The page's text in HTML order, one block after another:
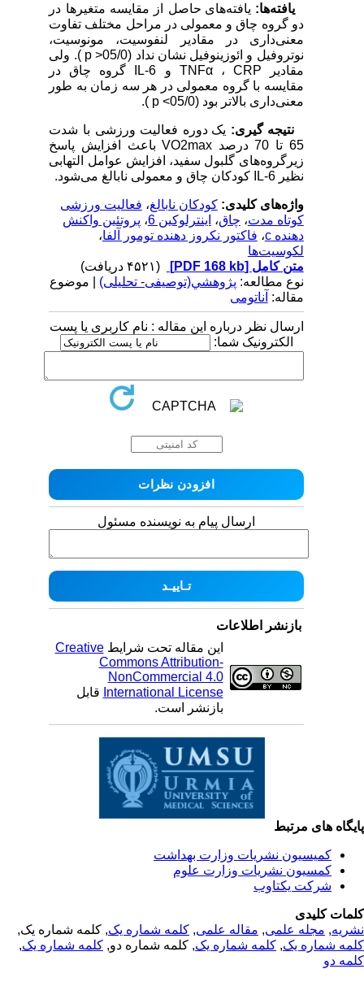
یافته‌ها:یافته‌های حاصل از مقایسه متغیرها در
دو گروه چاق و معمولی در مراحل مختلف تفاوت
معنی‌داری در مقادیر لنفوسیت، مونوسیت،
نوتروفیل و ائوزینوفیل نشان نداد (05/0< p ). ولی
مقادیر TNFα ، CRP و IL-6 گروه چاق در
مقایسه با گروه معمولی در هر سه زمان به طور
معنی‌داری بالاتر بود (05/0> p ).
نتیجه گیری:یک دوره فعالیت ورزشی با شدت
65 تا 70 درصد VO2max باعث افزایش پاسخ
زیرگروه‌های گلبول سفید، افزایش عوامل التهابی
نظیر IL-6 کودکان چاق و معمولی نابالغ می‌شود.
واژه‌های کلیدی:کودکان نابالغ،فعالیت ورزشی
کوتاه مدت،چاق،اینترلوکین 6 ،پروتئین واکنش
دهنده c
،فاکتور نکروز دهنده تومور آلفا،
لکوسیت‌ها
متن کامل[PDF 168 kb]
نوع مطالعه:پژوهشي(توصیفی- تحلیلی) | موضوع
مقاله:آناتومی
ارسال نظر درباره این مقاله : نام کاربری یا پست
الکترونیک شما:
ارسال پیام به نویسنده مسئول
بازنشر اطلاعات
این مقاله تحت شرایطCreative
Commons Attribution-
NonCommercial 4.0
International Licenseقابل
بازنشر است.
های مرتبط
کمیسیون نشریات وزارت بهداشت
کمسیون نشریات وزارت علوم
شرکت یکتاوب
کلیدی
,مجله علمی, مقاله علمی, کلمه شماره یک, کلمه شماره یک,
شماره یک,کلمه شماره یک, کلمه شماره دو,کلمه شماره یک,
دو